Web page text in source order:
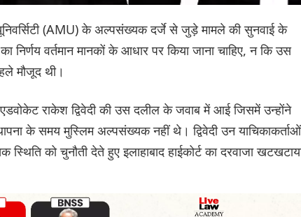
(AMU) के अल्पसंख्यक दर्जे से जुड़े मामले की सुनवाई के
निर्णय वर्तमान मानकों के आधार पर किया जाना चाहिए, न कि उस
मौजूद थी।
एडवोकेट राकेश द्विवेदी की उस दलील के जवाब में आई जिसमें उन्होंने
के समय मुस्लिम अल्पसंख्यक नहीं थे। द्विवेदी उन
को चुनौती देते हुए इलाहाबाद हाईकोर्ट का दरवाजा